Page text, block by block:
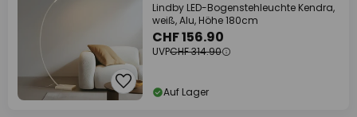
Lindby LED-Bogenstehleuchte Kendra,
weiß, Alu, Höhe 180cm
CHF 156.90
UVPCHF 314.90
Auf Lager